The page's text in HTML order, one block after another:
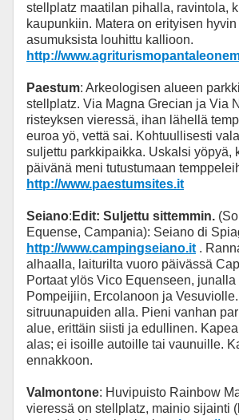
stellplatz maatilan pihalla, ravintola,
kaupunkiin. Matera on erityisen
asumuksista louhittu kallioon.
http://
Paestum: Arkeologisen alueen
stellplatz. Via Magna Grecian ja Via
risteyksen vieressä, ihan lähellä
euroa yö, vettä sai. Kohtuullisesti
suljettu parkkipaikka. Uskalsi yöpyä,
päivänä meni tutustumaan
http://www.paestumsites.it
Seiano: Edit: Suljettu sittemmin.
Equense, Campania): Seiano di
http://www.campingseiano.it .
alhaalla, laiturilta vuoro päivässä
Portaat ylös Vico Equenseen,
Pompeijiin, Ercolanoon ja
sitruunapuiden alla. Pieni vanhan
alue, erittäin siisti ja edullinen.
alas; ei isoille autoille tai vaunuille.
ennakkoon.
Valmontone: Huvipuisto Rainbow
vieressä on stellplatz, mainio sijainti